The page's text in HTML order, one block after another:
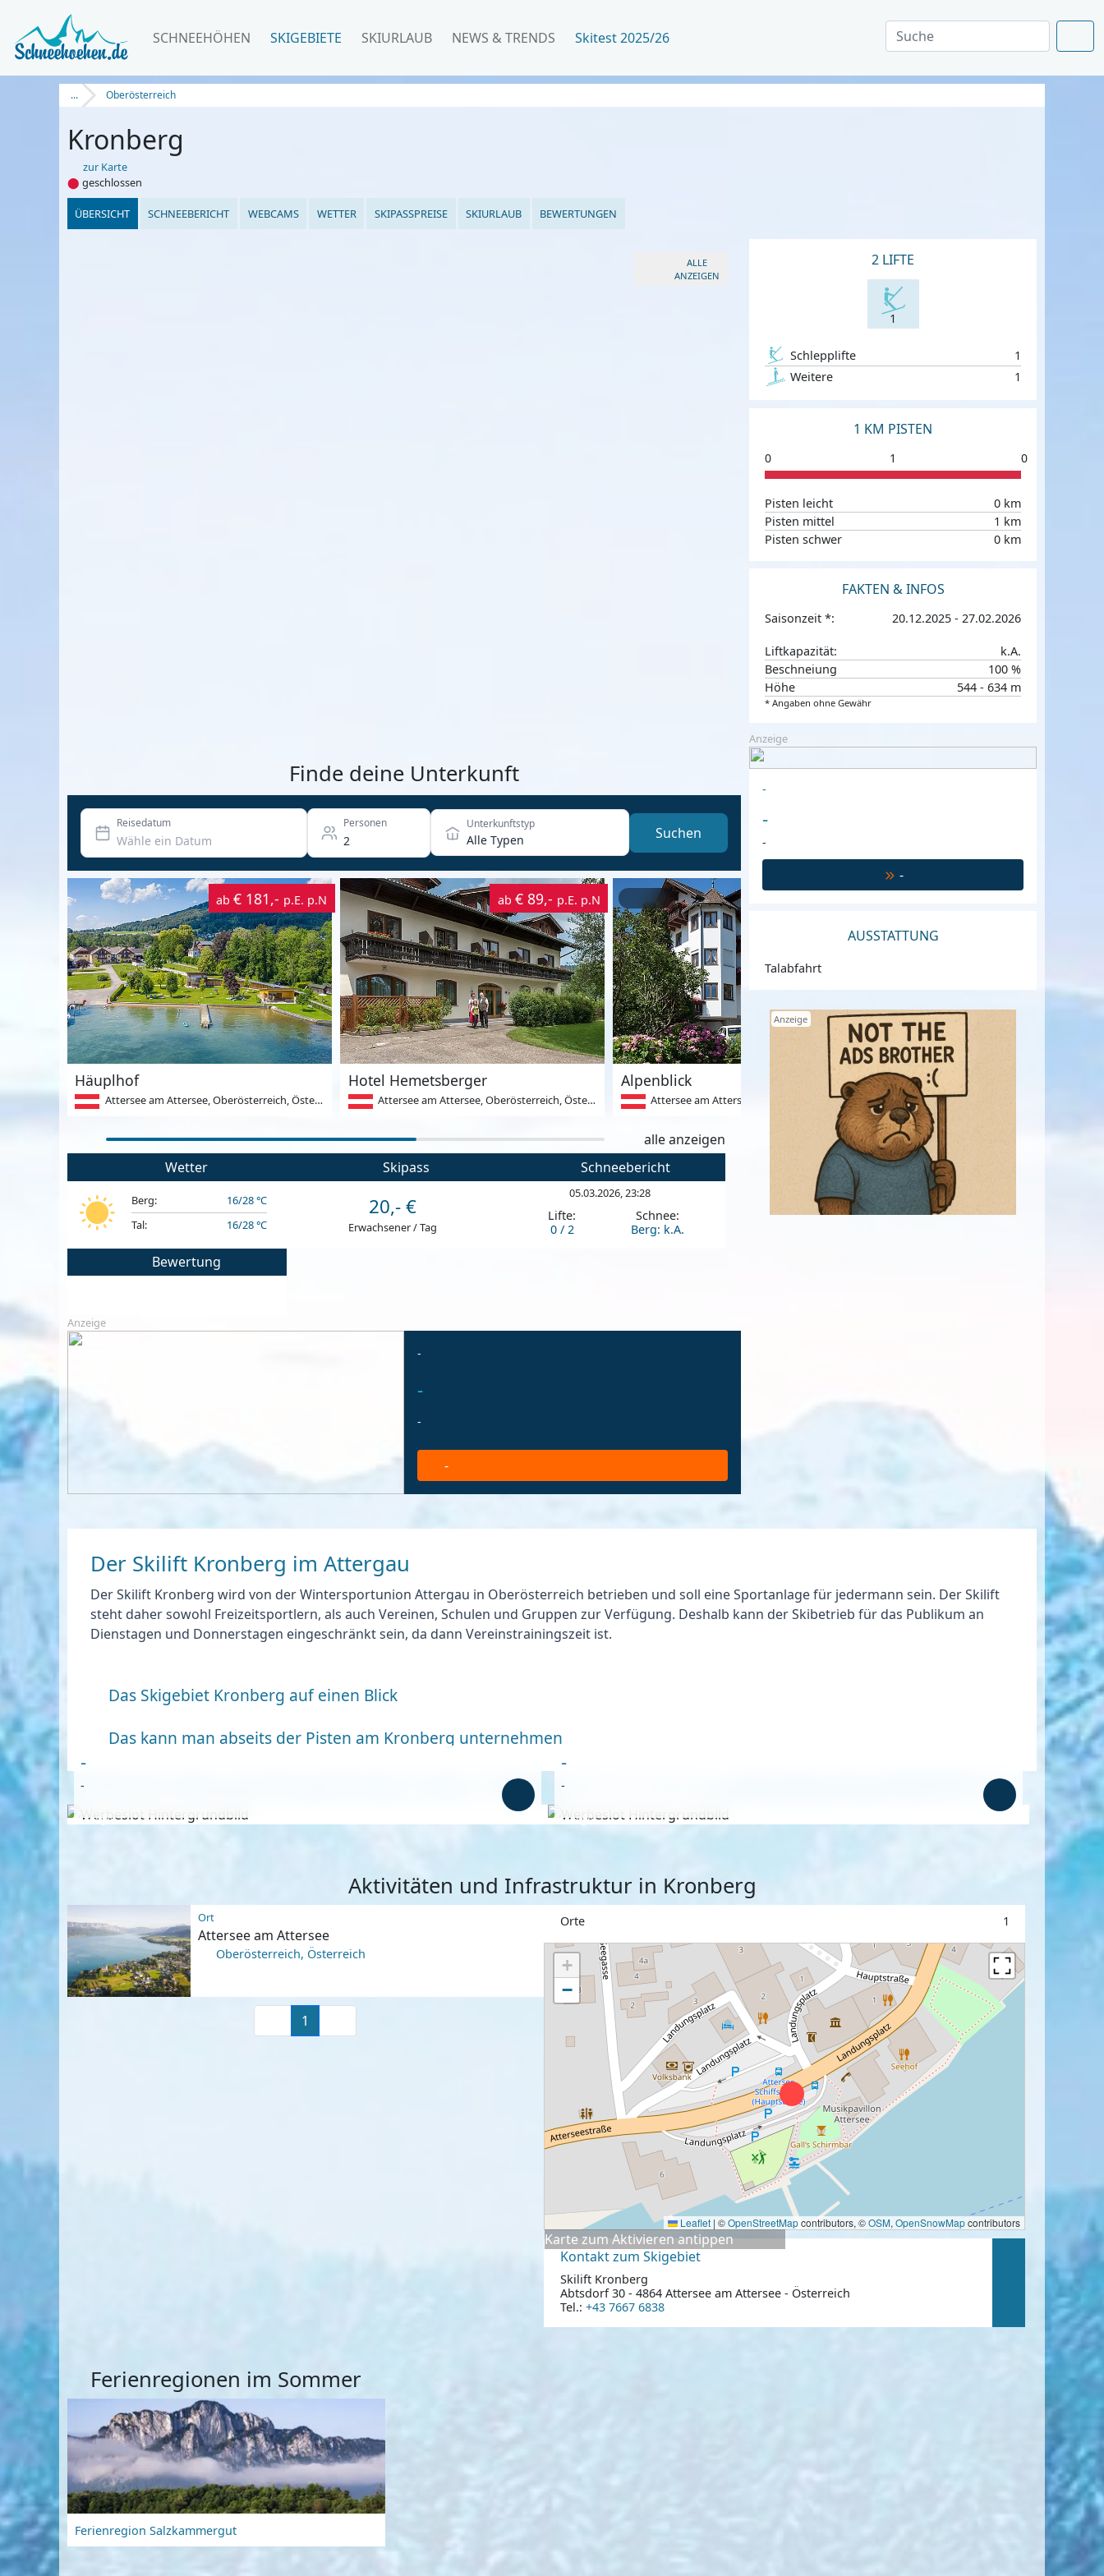
SCHNEEHÖHEN SKIGEBIETE SKIURLAUB NEWS & TRENDS Skitest 2025/26
... Oberösterreich
Kronberg
zur Karte
⬤ geschlossen
ÜBERSICHT SCHNEEBERICHT WEBCAMS WETTER SKIPASSPREISE SKIURLAUB BEWERTUNGEN
ALLE
ANZEIGEN
Finde deine Unterkunft
Reisedatum Personen Unterkunftstyp
Alle Typen Suchen
ab€ 181,- p.E. p.N
Häuplhof
Attersee am Attersee, Oberösterreich, Österreich
ab € 89,- p.E. p.N
Hotel Hemetsberger
Attersee am Attersee, Oberösterreich, Österreich
Alpenblick
Attersee am Attersee, Oberösterreich, Österreich
HAUS BERNDT
alle anzeigen
Wetter
Berg:
16/28 °C
Tal:
16/28 °C
Skipass
20,- €
Erwachsener / Tag
Schneebericht
05.03.2026, 23:28
Lifte:
0 / 2
Schnee:
Berg: k.A.
Bewertung
Anzeige
-
-
-
-
2 LIFTE
1
Schlepplifte
1
Weitere
1
1 KM PISTEN
0 1 0
Pisten leicht
0 km
Pisten mittel
1 km
Pisten schwer
0 km
FAKTEN & INFOS
Saisonzeit *: 20.12.2025 - 27.02.2026
Liftkapazität:
k.A.
Beschneiung
100 %
Höhe
544 - 634 m
* Angaben ohne Gewähr
Anzeige
-
-
-
-
AUSSTATTUNG
Talabfahrt
Anzeige
Der Skilift Kronberg im Attergau
Der Skilift Kronberg wird von der Wintersportunion Attergau in Oberösterreich betrieben und soll eine Sportanlage für jedermann sein. Der Skilift
steht daher sowohl Freizeitsportlern, als auch Vereinen, Schulen und Gruppen zur Verfügung. Deshalb kann der Skibetrieb für das Publikum an
Dienstagen und Donnerstagen eingeschränkt sein, da dann Vereinstrainingszeit ist.
Das Skigebiet Kronberg auf einen Blick
Das kann man abseits der Pisten am Kronberg unternehmen
Anzeige
-
-
Anzeige
-
-
Aktivitäten und Infrastruktur in Kronberg
Ort
Attersee am Attersee
Oberösterreich, Österreich
1
Orte 1
+
−
Leaflet | ©OpenStreetMapcontributors, ©OSM, OpenSnowMapcontributors
Karte zum Aktivieren antippen
Kontakt zum Skigebiet
Skilift Kronberg
Abtsdorf 30 - 4864 Attersee am Attersee - Österreich
Tel.: +43 7667 6838
Ferienregionen im Sommer
Ferienregion Salzkammergut